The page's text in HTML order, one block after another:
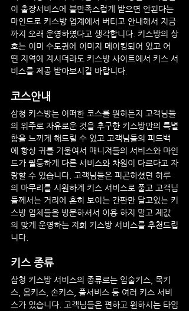
이 출장서비스에 불만족스럽게 받으면 안된다는
마인드로 키스방 업계에서 버티고 안내해서 지금
까지 오래 운영하였다고 생각합니다. 키스방의 상
호는 이미 수도권에 이미지 메이킹되어 있고 어
떤 지역에 계시더라도 키스방 사이트에서 키스 서
비스를 제공 받아보시길 바랍니다.
코스안내
삼청 키스방는 어떠한 코스를 원하든지 고객님들
의 위주로 자유로운 것을 추구한 키스방만의 특별
함을 느끼게 해드릴 수 있고 고객님들의 피드백
에 항상 귀를 기울여서 매니저들의 서비스와 마인
드가 월등하게 다른 서비스와 차원이 다르다고 자
랑할 수 있습니다. 고객님들은 피곤하셨던 하루
의 마무리를 시원하게 키스 서비스로 풀고 고객님
들께서는 거리에 흔히 보이는 간판만 달고있는 키
스방 업체들을 방문하셔서 이용 하지 말고 제값
의 맞게 운영하는 저희 키스방 서비스를 추천드립
니다.
키스 종류
삼청 키스방 서비스의 종류로는 입술키스, 목키
스, 몸키스, 손키스, 풀서비스 등 여러 키스 서비
스가 있습니다. 고객님들은 편하고 원하시는 타임